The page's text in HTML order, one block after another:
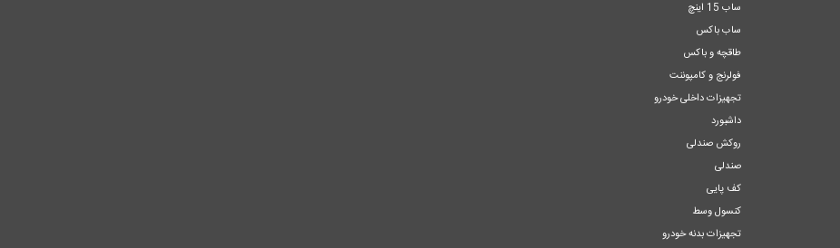
ساب 15 اینچ
ساب باکس
طاقچه و باکس
فولرنج و کامپوننت
تجهیزات داخلی خودرو
داشبورد
روکش صندلی
صندلی
کف پایی
کنسول وسط
تجهیزات بدنه خودرو